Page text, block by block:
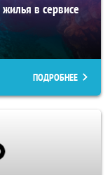
в сервисе
ПОДРОБНЕЕ